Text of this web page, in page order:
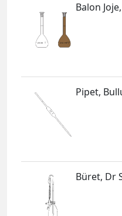
Balon
Pipet,
Büret, Dr